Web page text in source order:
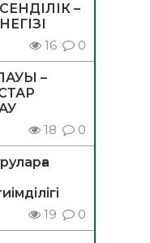
–
16 0
–
18 0
19 0